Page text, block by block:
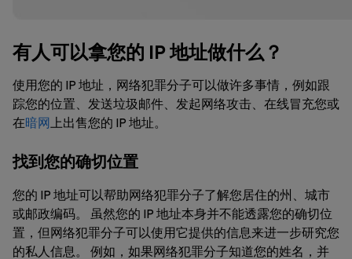
有人可以拿您的 IP 地址做什么？
使用您的 IP 地址，网络犯罪分子可以做许多事情，例如跟
踪您的位置、发送垃圾邮件、发起网络攻击、在线冒充您或
在暗网上出售您的 IP 地址。
找到您的确切位置
您的 IP 地址可以帮助网络犯罪分子了解您居住的州、城市
或邮政编码。 虽然您的 IP 地址本身并不能透露您的确切位
置，但网络犯罪分子可以使用它提供的信息来进一步研究您
的私人信息。 例如，如果网络犯罪分子知道您的姓名，并